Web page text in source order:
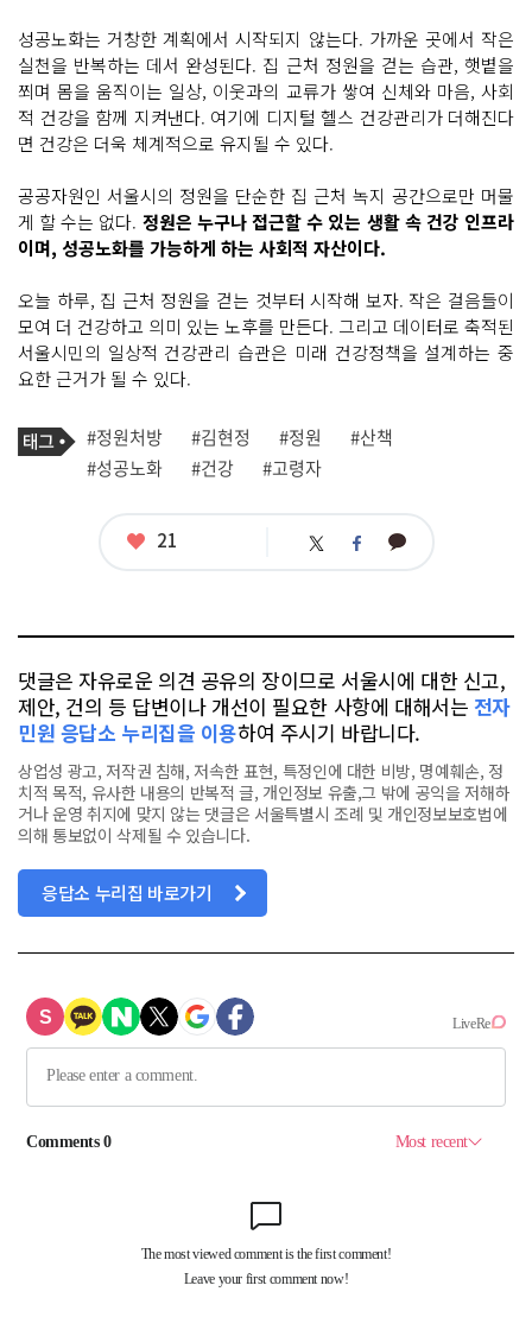
성공노화는 거창한 계획에서 시작되지 않는다. 가까운 곳에서 작은
실천을 반복하는 데서 완성된다. 집 근처 정원을 걷는 습관, 햇볕을
쬐며 몸을 움직이는 일상, 이웃과의 교류가 쌓여 신체와 마음, 사회
적 건강을 함께 지켜낸다. 여기에 디지털 헬스 건강관리가 더해진다
면 건강은 더욱 체계적으로 유지될 수 있다.
공공자원인 서울시의 정원을 단순한 집 근처 녹지 공간으로만 머물
게 할 수는 없다. 정원은 누구나 접근할 수 있는 생활 속 건강 인프라
이며, 성공노화를 가능하게 하는 사회적 자산이다.
오늘 하루, 집 근처 정원을 걷는 것부터 시작해 보자. 작은 걸음들이
모여 더 건강하고 의미 있는 노후를 만든다. 그리고 데이터로 축적된
서울시민의 일상적 건강관리 습관은 미래 건강정책을 설계하는 중
요한 근거가 될 수 있다.
기
사
관
련
태
그
#정원처방 #김현정 #정원
#산책
#성공노화
#건강 #고령자
좋
21 트 페 카
댓글은 자유로운 의견 공유의 장이므로 서울시에 대한 신고,
제안, 건의 등 답변이나 개선이 필요한 사항에 대해서는 전자
민원 응답소 누리집을 이용하여 주시기 바랍니다.
상업성 광고, 저작권 침해, 저속한 표현, 특정인에 대한 비방, 명예훼손, 정
치적 목적, 유사한 내용의 반복적 글, 개인정보 유출,그 밖에 공익을 저해하
거나 운영 취지에 맞지 않는 댓글은 서울특별시 조례 및 개인정보보호법에
의해 통보없이 삭제될 수 있습니다.
응답소 누리집 바로가기